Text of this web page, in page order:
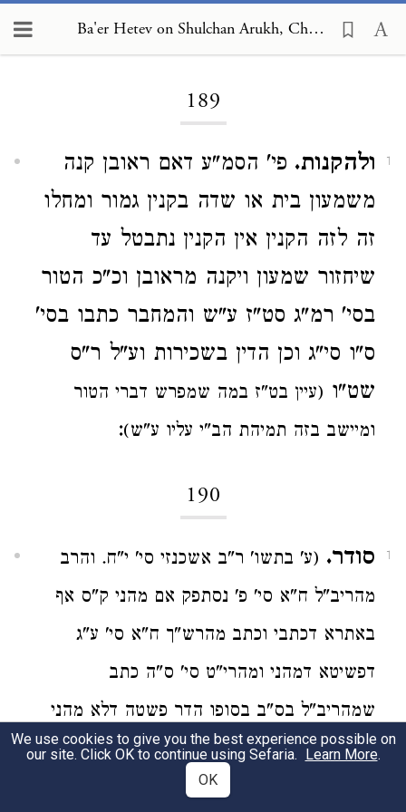
Ba'er Hetev on Shulchan Arukh, Choshen Mishpat 189
189
1 ולהקנות. פי' הסמ"ע דאם ראובן קנה
משמעון בית או שדה בקנין גמור ומחלו
זה לזה הקנין אין הקנין נתבטל עד
שיחזור שמעון ויקנה מראובן וכ"כ הטור
בסי' רמ"ג סט"ז ע"ש והמחבר כתבו בסי'
ס"ו סי"ג וכן הדין בשכירות וע"ל ר"ס
שט"ו (עיין בט"ז במה שמפרש דברי הטור
ומיישב בזה תמיהת הב"י עליו ע"ש):
190
1 סודר. (ע' בתשו' ר"ב אשכנזי סי' י"ח. והרב
מהריב"ל ח"א סי' פ' נסתפק אם מהני ק"ס אף
באתרא דכתבי וכתב מהרש"ך ח"א סי' ע"ג
דפשיטא דמהני ומהרי"ט סי' ס"ה כתב
שמהריב"ל בס"ב בסופו הדר פשטה דלא מהני
ק"ס ע"ש ומהר"א ששון סי' ר"ו הביא דברי
הריטב"א בחדושיו דס"ל להדיא דק"ס לבד לא
We use cookies to give you the best experience possible on
our site. Click OK to continue using Sefaria. Learn More.
OK